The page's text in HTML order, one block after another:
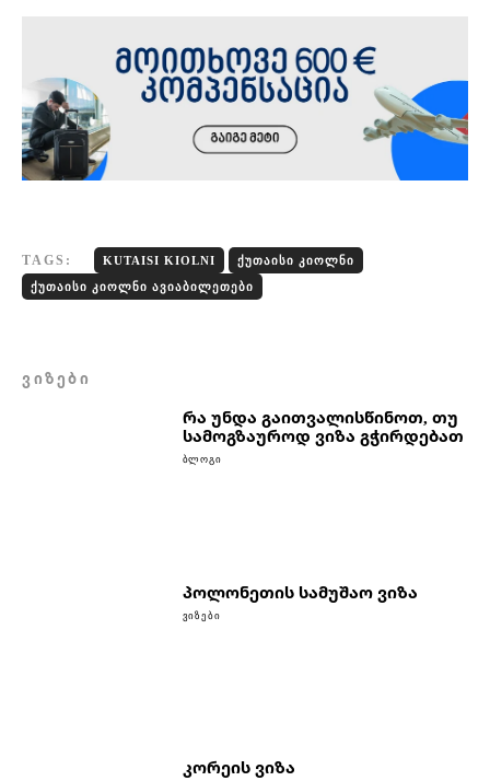
TAGS: KUTAISI KIOLNI
ᲥᲣᲗᲐᲘᲡᲘ ᲙᲘᲝᲚᲜᲘ
ᲥᲣᲗᲐᲘᲡᲘ ᲙᲘᲝᲚᲜᲘ ᲐᲕᲘᲐᲑᲘᲚᲔᲗᲔᲑᲘ
ᲕᲘᲖᲔᲑᲘ
რა უნდა გაითვალისწინოთ, თუ
სამოგზაუროდ ვიზა გჭირდებათ
ᲑᲚᲝᲒᲘ
პოლონეთის სამუშაო ვიზა
ᲕᲘᲖᲔᲑᲘ
კორეის ვიზა